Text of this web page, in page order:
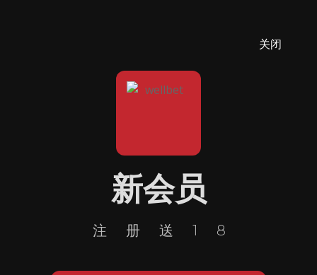
关闭
新会员
注册送18